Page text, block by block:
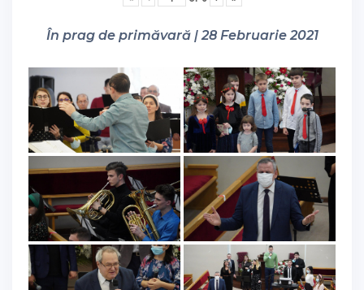
În prag de primăvară | 28 Februarie 2021